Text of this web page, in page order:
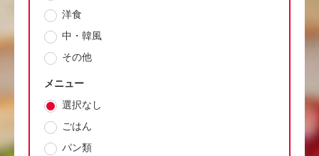
洋食
中・韓風
その他
メニュー
選択なし
ごはん
パン類